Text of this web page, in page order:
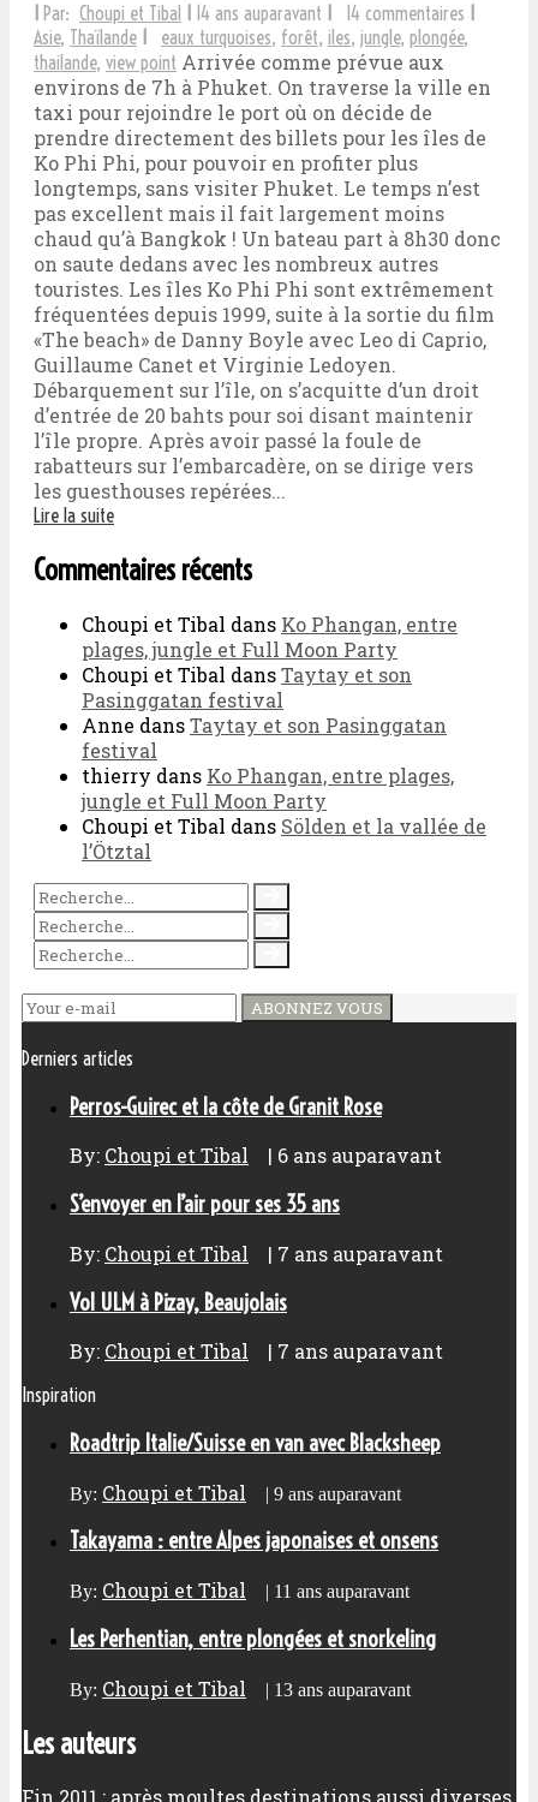
Par: Choupi et Tibal 14 ans auparavant 14 commentaires
Asie, Thaïlande eaux turquoises, forêt, iles, jungle, plongée,
thailande, view point Arrivée comme prévue aux
environs de 7h à Phuket. On traverse la ville en
taxi pour rejoindre le port où on décide de
prendre directement des billets pour les îles de
Ko Phi Phi, pour pouvoir en profiter plus
longtemps, sans visiter Phuket. Le temps n’est
pas excellent mais il fait largement moins
chaud qu’à Bangkok ! Un bateau part à 8h30 donc
on saute dedans avec les nombreux autres
touristes. Les îles Ko Phi Phi sont extrêmement
fréquentées depuis 1999, suite à la sortie du film
«The beach» de Danny Boyle avec Leo di Caprio,
Guillaume Canet et Virginie Ledoyen.
Débarquement sur l’île, on s’acquitte d’un droit
d’entrée de 20 bahts pour soi disant maintenir
l’île propre. Après avoir passé la foule de
rabatteurs sur l’embarcadère, on se dirige vers
les guesthouses repérées...
Lire la suite
Commentaires récents
Choupi et Tibal dans Ko Phangan, entre
plages, jungle et Full Moon Party
Choupi et Tibal dansTaytay et son
Pasinggatan festival
Anne dansTaytay et son Pasinggatan
festival
thierry dans Ko Phangan, entre plages,
jungle et Full Moon Party
Choupi et Tibal dans Sölden et la vallée de
l’Ötztal
ABONNEZ VOUS
Derniers articles
Perros-Guirec et la côte de Granit Rose
By: Choupi et Tibal | 6 ans auparavant
S’envoyer en l’air pour ses 35 ans
By: Choupi et Tibal | 7 ans auparavant
Vol ULM à Pizay, Beaujolais
By: Choupi et Tibal | 7 ans auparavant
Inspiration
Roadtrip Italie/Suisse en van avec Blacksheep
By: Choupi et Tibal | 9 ans auparavant
Takayama : entre Alpes japonaises et onsens
By: Choupi et Tibal | 11 ans auparavant
Les Perhentian, entre plongées et snorkeling
By: Choupi et Tibal | 13 ans auparavant
Les auteurs